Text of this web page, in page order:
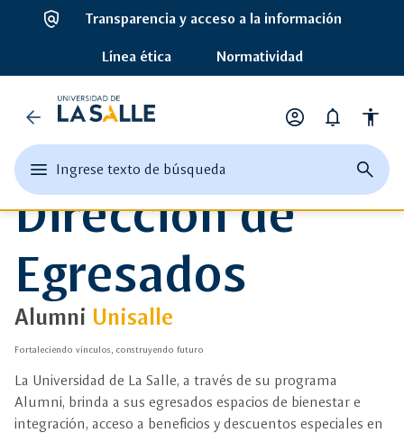
policy Transparencia y acceso a la información
Línea ética Normatividad
arrow_back
Universidad
de
la
Salle
menu
abrir
el
menu
Ingrese texto de búsqueda search
página
de
edit
Ingrese
texto
una
clave
close
cerrar
account_circle notifications accessibility
Dirección de
Egresados
Alumni Unisalle
Fortaleciendo vínculos, construyendo futuro
La Universidad de La Salle, a través de su programa
Alumni, brinda a sus egresados espacios de bienestar e
integración, acceso a beneficios y descuentos especiales en